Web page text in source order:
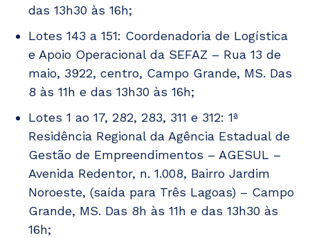
das 13h30 às 16h;
Lotes 143 a 151: Coordenadoria de Logística
e Apoio Operacional da SEFAZ – Rua 13 de
maio, 3922, centro, Campo Grande, MS. Das
8 às 11h e das 13h30 às 16h;
Lotes 1 ao 17, 282, 283, 311 e 312: 1ª
Residência Regional da Agência Estadual de
Gestão de Empreendimentos – AGESUL –
Avenida Redentor, n. 1.008, Bairro Jardim
Noroeste, (saída para Três Lagoas) – Campo
Grande, MS. Das 8h às 11h e das 13h30 às
16h;